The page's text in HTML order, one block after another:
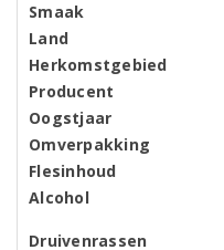
Smaak
Land
Herkomstgebied
Producent
Oogstjaar
Omverpakking
Flesinhoud
Alcohol
Druivenrassen